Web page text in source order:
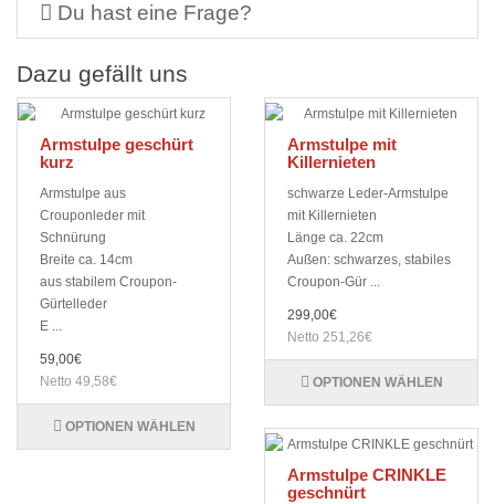
Du hast eine Frage?
Dazu gefällt uns
Armstulpe geschürt
kurz
Armstulpe aus
Crouponleder mit
Schnürung
Breite ca. 14cm
aus stabilem Croupon-
Gürtelleder
E ...
59,00€
Netto 49,58€
OPTIONEN WÄHLEN
Armstulpe mit
Killernieten
schwarze Leder-Armstulpe
mit Killernieten
Länge ca. 22cm
Außen: schwarzes, stabiles
Croupon-Gür ...
299,00€
Netto 251,26€
OPTIONEN WÄHLEN
Armstulpe CRINKLE
geschnürt